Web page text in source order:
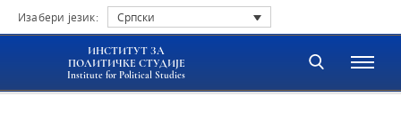
Изабери језик: Српски
ИНСТИТУТ ЗА
ПОЛИТИЧКЕ СТУДИЈЕ
Institute for Political Studies